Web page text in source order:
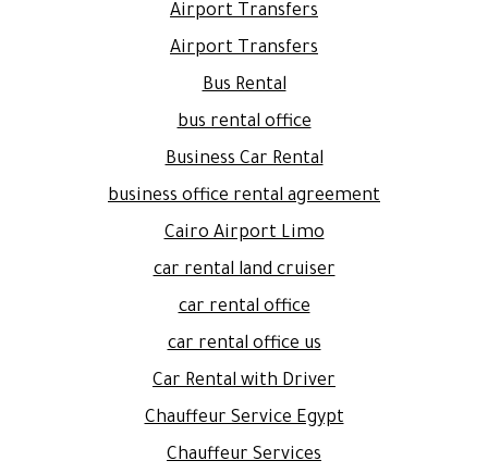
Airport Transfers
Airport Transfers
Bus Rental
bus rental office
Business Car Rental
business office rental agreement
Cairo Airport Limo
car rental land cruiser
car rental office
car rental office us
Car Rental with Driver
Chauffeur Service Egypt
Chauffeur Services